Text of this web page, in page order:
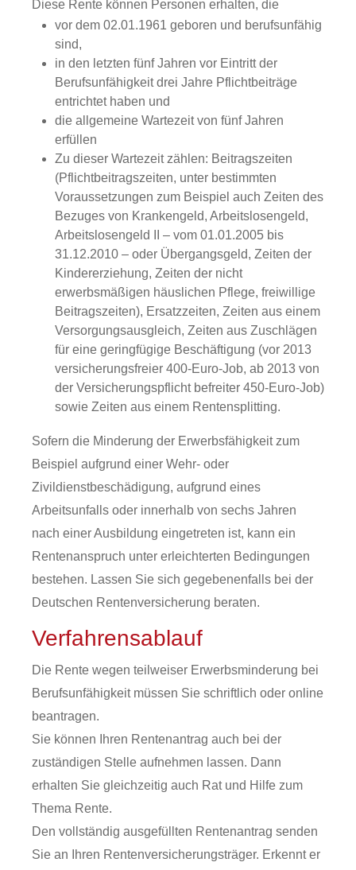
Diese Rente können Personen erhalten, die
vor dem 02.01.1961 geboren und berufsunfähig
sind,
in den letzten fünf Jahren vor Eintritt der
Berufsunfähigkeit drei Jahre Pflichtbeiträge
entrichtet haben und
die allgemeine Wartezeit von fünf Jahren
erfüllen
Zu dieser Wartezeit zählen: Beitragszeiten
(Pflichtbeitragszeiten, unter bestimmten
Voraussetzungen zum Beispiel auch Zeiten des
Bezuges von Krankengeld, Arbeitslosengeld,
Arbeitslosengeld II – vom 01.01.2005 bis
31.12.2010 – oder Übergangsgeld, Zeiten der
Kindererziehung, Zeiten der nicht
erwerbsmäßigen häuslichen Pflege, freiwillige
Beitragszeiten), Ersatzzeiten, Zeiten aus einem
Versorgungsausgleich, Zeiten aus Zuschlägen
für eine geringfügige Beschäftigung (vor 2013
versicherungsfreier 400-Euro-Job, ab 2013 von
der Versicherungspflicht befreiter 450-Euro-Job)
sowie Zeiten aus einem Rentensplitting.
Sofern die Minderung der Erwerbsfähigkeit zum
Beispiel aufgrund einer Wehr- oder
Zivildienstbeschädigung, aufgrund eines
Arbeitsunfalls oder innerhalb von sechs Jahren
nach einer Ausbildung eingetreten ist, kann ein
Rentenanspruch unter erleichterten Bedingungen
bestehen. Lassen Sie sich gegebenenfalls bei der
Deutschen Rentenversicherung beraten.
Verfahrensablauf
Die Rente wegen teilweiser Erwerbsminderung bei
Berufsunfähigkeit müssen Sie schriftlich oder online
beantragen.
Sie können Ihren Rentenantrag auch bei der
zuständigen Stelle aufnehmen lassen. Dann
erhalten Sie gleichzeitig auch Rat und Hilfe zum
Thema Rente.
Den vollständig ausgefüllten Rentenantrag senden
Sie an Ihren Rentenversicherungsträger. Erkennt er